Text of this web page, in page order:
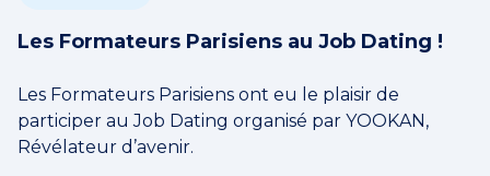
Les Formateurs Parisiens au Job Dating !
Les Formateurs Parisiens ont eu le plaisir de
participer au Job Dating organisé par YOOKAN,
Révélateur d’avenir.